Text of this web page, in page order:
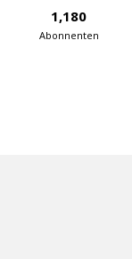
1,180
Abonnenten